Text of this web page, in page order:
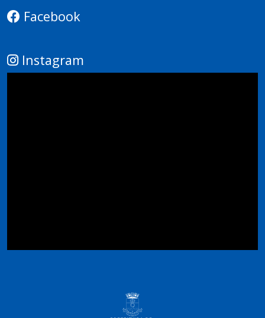
Facebook
Instagram